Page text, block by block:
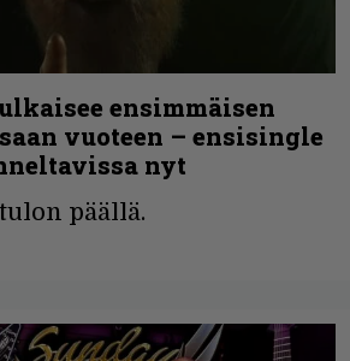
ensimmäisen
vuoteen – ensisingle
nyt
päällä.